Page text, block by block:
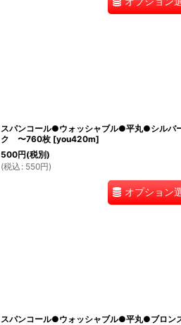
スパンコール●ウォッシャブル●平丸●シル
ク 〜760枚 [you420m]
500円(税別)
(税込 : 550円)
オプション
スパンコール●ウォッシャブル●平丸●ブロ